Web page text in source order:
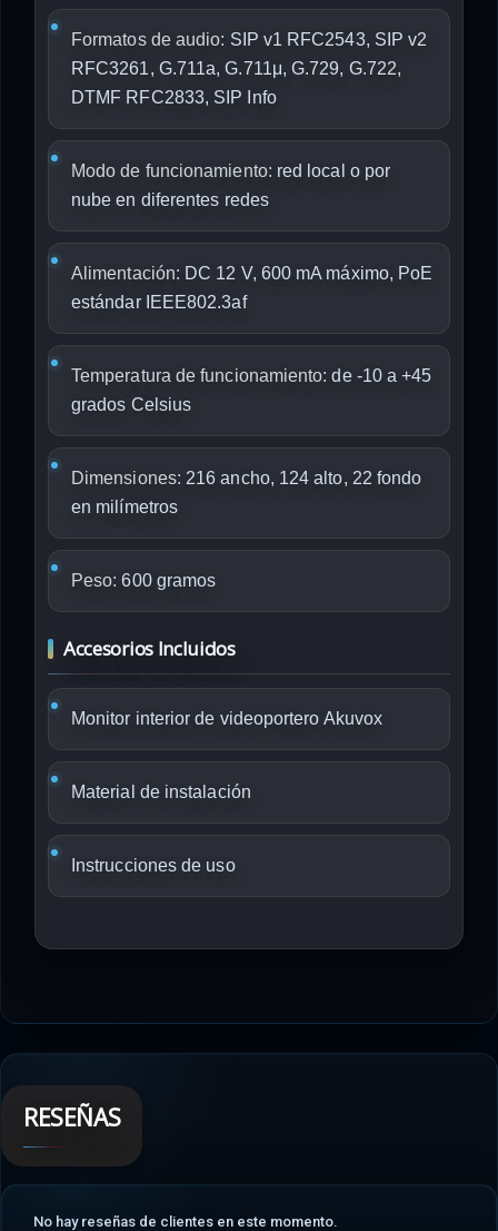
Formatos de audio: SIP v1 RFC2543, SIP v2
RFC3261, G.711a, G.711μ, G.729, G.722,
DTMF RFC2833, SIP Info
Modo de funcionamiento: red local o por
nube en diferentes redes
Alimentación: DC 12 V, 600 mA máximo, PoE
estándar IEEE802.3af
Temperatura de funcionamiento: de -10 a +45
grados Celsius
Dimensiones: 216 ancho, 124 alto, 22 fondo
en milímetros
Peso: 600 gramos
Accesorios Incluidos
Monitor interior de videoportero Akuvox
Material de instalación
Instrucciones de uso
RESEÑAS
No hay reseñas de clientes en este momento.